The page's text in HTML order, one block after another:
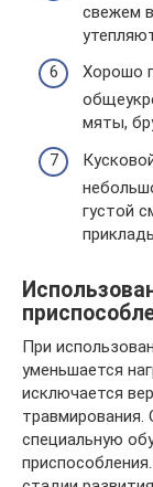
свежем
Хорошо
мяты,
густой
При
уменьшается
исключается
специальную